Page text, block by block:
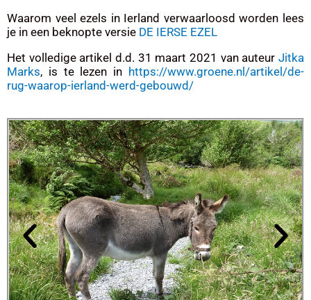
Waarom veel ezels in Ierland verwaarloosd worden lees
je in een beknopte versie DE IERSE EZEL
Het volledige artikel d.d. 31 maart 2021 van auteur Jitka
Marks, is te lezen in https://www.groene.nl/artikel/de-
rug-waarop-ierland-werd-gebouwd/